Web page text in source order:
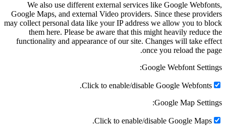
We also use different external services like Google Webfonts,
Google Maps, and external Video providers. Since these providers
may collect personal data like your IP address we allow you to block
them here. Please be aware that this might heavily reduce the
functionality and appearance of our site. Changes will take effect
once you reload the page.
Google Webfont Settings:
Click to enable/disable Google Webfonts.
Google Map Settings:
Click to enable/disable Google Maps.